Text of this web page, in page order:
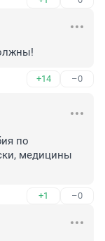
+14 –0
по
медицины
+1 –0